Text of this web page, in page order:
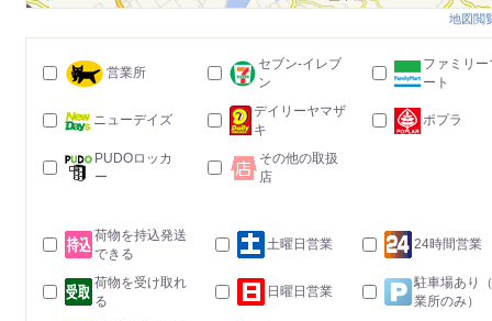
地図閲
営業所
セブン-イレブ
ン
ファミリー
ート
ニューデイズ
デイリーヤマザ
キ
ポプラ
PUDOロッカ
ー
その他の取扱
店
荷物を持込発送
できる
土曜日営業 24時間営業
荷物を受け取れ
る
日曜日営業
駐車場あり
業所のみ）